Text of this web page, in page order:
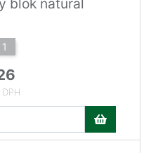
blok natural
1